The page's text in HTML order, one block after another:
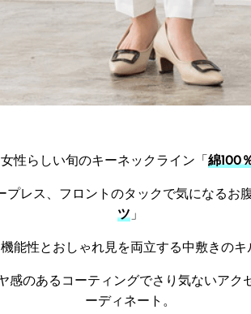
性らしい旬のキーネックライン「 綿100
レス、フロントのタックで気になるお
ツ 」
能性とおしゃれ見を両立する中敷きのキ
のあるコーティングでさり気ないアク
ーディネート。